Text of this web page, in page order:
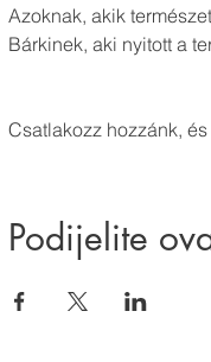
Azoknak, akik
Bárkinek, aki nyitott a
Csatlakozz hozzánk,
Podijelite